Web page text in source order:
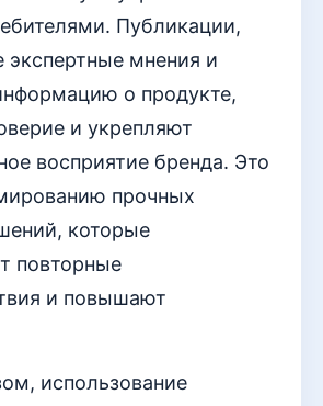
Публикации,
мнения и
о продукте,
и укрепляют
восприятие бренда. Это
прочных
которые
повторные
и повышают
использование